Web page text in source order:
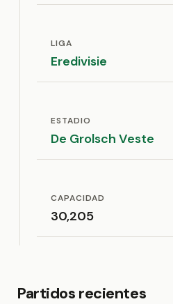
LIGA
Eredivisie
ESTADIO
De Grolsch Veste
CAPACIDAD
30,205
Partidos recientes